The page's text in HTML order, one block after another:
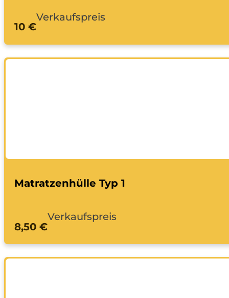
10 €
Verkaufspreis
Matratzenhülle Typ 1
8,50 €
Verkaufspreis